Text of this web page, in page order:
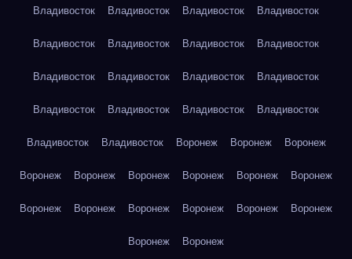
Владивосток Владивосток Владивосток Владивосток
Владивосток Владивосток Владивосток Владивосток
Владивосток Владивосток Владивосток Владивосток
Владивосток Владивосток Владивосток Владивосток
Владивосток Владивосток Воронеж Воронеж Воронеж
Воронеж Воронеж Воронеж Воронеж Воронеж Воронеж
Воронеж Воронеж Воронеж Воронеж Воронеж Воронеж
Воронеж Воронеж